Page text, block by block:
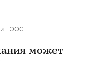
ЭОС
может